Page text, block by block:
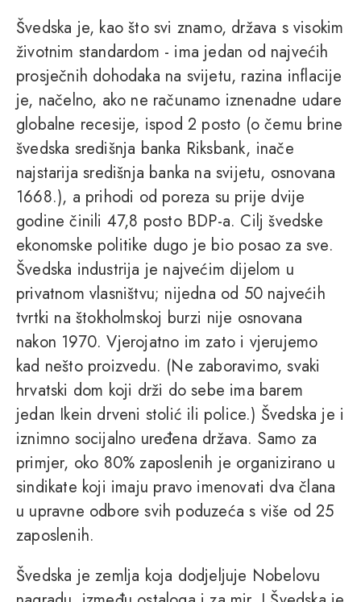
Švedska je, kao što svi znamo, država s visokim
životnim standardom - ima jedan od najvećih
prosječnih dohodaka na svijetu, razina inflacije
je, načelno, ako ne računamo iznenadne udare
globalne recesije, ispod 2 posto (o čemu brine
švedska središnja banka Riksbank, inače
najstarija središnja banka na svijetu, osnovana
1668.), a prihodi od poreza su prije dvije
godine činili 47,8 posto BDP-a. Cilj švedske
ekonomske politike dugo je bio posao za sve.
Švedska industrija je najvećim dijelom u
privatnom vlasništvu; nijedna od 50 najvećih
tvrtki na štokholmskoj burzi nije osnovana
nakon 1970. Vjerojatno im zato i vjerujemo
kad nešto proizvedu. (Ne zaboravimo, svaki
hrvatski dom koji drži do sebe ima barem
jedan Ikein drveni stolić ili police.) Švedska je i
iznimno socijalno uređena država. Samo za
primjer, oko 80% zaposlenih je organizirano u
sindikate koji imaju pravo imenovati dva člana
u upravne odbore svih poduzeća s više od 25
zaposlenih.
Švedska je zemlja koja dodjeljuje Nobelovu